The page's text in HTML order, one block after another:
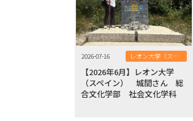
2026-07-16 レオン大学（スペイン）
【2026年6月】レオン大学
（スペイン） 城間さん 総
合文化学部 社会文化学科